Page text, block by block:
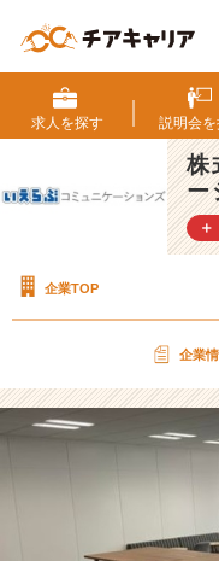
オ
フ
ィ
ス
を
お
披
【
式
社
え
ミ
求人を探す 説明会を
株
ー
企業TOP
企業